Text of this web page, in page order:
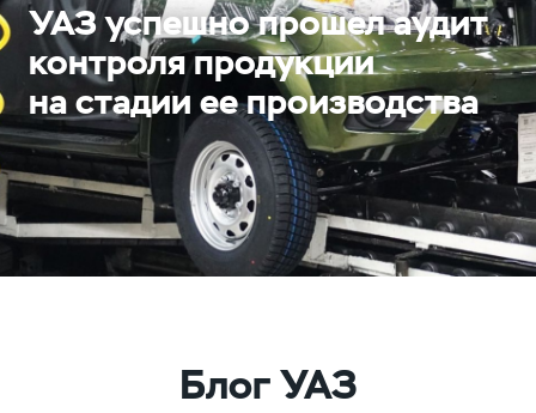
УАЗ успешно прошел аудит
контроля продукции
на стадии ее производства
Блог УАЗ